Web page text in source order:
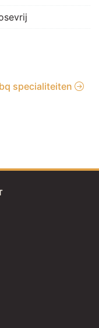
specialiteiten